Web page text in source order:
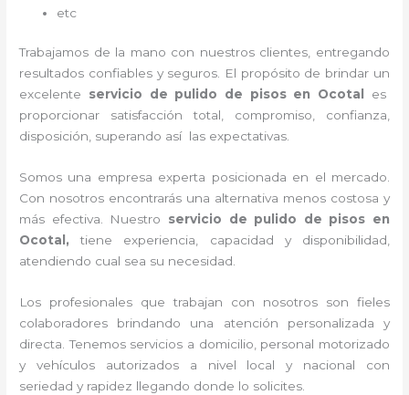
etc
Trabajamos de la mano con nuestros clientes, entregando
resultados confiables y seguros. El propósito de brindar un
excelente servicio de pulido de pisos en Ocotal
es
proporcionar satisfacción total, compromiso, confianza,
disposición, superando así las expectativas.
Somos una empresa experta posicionada en el mercado.
Con nosotros encontrarás una alternativa menos costosa y
más efectiva. Nuestro servicio de pulido de pisos en
Ocotal ,tiene
experiencia, capacidad y disponibilidad,
atendiendo cual sea su necesidad.
Los profesionales que trabajan con nosotros son fieles
colaboradores brindando una atención personalizada y
directa.Tenemos servicios a domicilio, personal motorizado
y vehículos autorizados a nivel local y nacional con
seriedad y rapidez llegando donde lo solicites.